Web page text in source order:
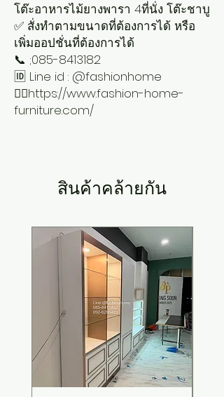
โต๊ะอาหารไม้ยางพารา 4ที่นั่ง โต๊ะชาบู
✅ สั่งทำตามขนาดที่ต้องการได้ หรือ
เพิ่มออปชั่นที่ต้องการได้
📞 ;085-8413182
🆔 Line id : @fashionhome
👉🏻https://www.fashion-home-
furniture.com/
สินค้าคล้ายกัน